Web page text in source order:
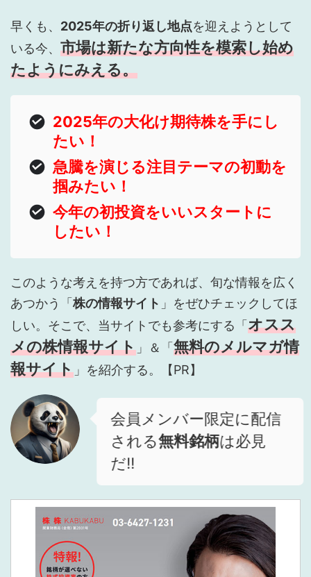
早くも、 2025年の折り返し地点を迎えようとして
いる今、 市場は新たな方向性を模索し始め
たようにみえる。
2025年の大化け期待株を手にし
たい！
急騰を演じる注目テーマの初動を
掴みたい！
今年の初投資をいいスタートに
したい！
このような考えを持つ方であれば、旬な情報を広く
あつかう「 株の情報サイト 」をぜひチェックしてほ
しい。そこで、当サイトでも参考にする「 オスス
メの株情報サイト 」＆「 無料のメルマガ情
報サイト 」を紹介する。【PR】
会員メンバー限定に配信
される無料銘柄は必見
だ!!